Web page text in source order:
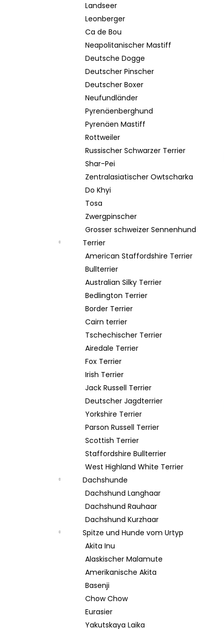
Landseer
Leonberger
Ca de Bou
Neapolitanischer Mastiff
Deutsche Dogge
Deutscher Pinscher
Deutscher Boxer
Neufundländer
Pyrenäenberghund
Pyrenäen Mastiff
Rottweiler
Russischer Schwarzer Terrier
Shar-Pei
Zentralasiatischer Owtscharka
Do Khyi
Tosa
Zwergpinscher
Grosser schweizer Sennenhund
Terrier
American Staffordshire Terrier
Bullterrier
Australian Silky Terrier
Bedlington Terrier
Border Terrier
Cairn terrier
Tschechischer Terrier
Airedale Terrier
Fox Terrier
Irish Terrier
Jack Russell Terrier
Deutscher Jagdterrier
Yorkshire Terrier
Parson Russell Terrier
Scottish Terrier
Staffordshire Bullterrier
West Highland White Terrier
Dachshunde
Dachshund Langhaar
Dachshund Rauhaar
Dachshund Kurzhaar
Spitze und Hunde vom Urtyp
Akita Inu
Alaskischer Malamute
Amerikanische Akita
Basenji
Chow Chow
Eurasier
Yakutskaya Laika